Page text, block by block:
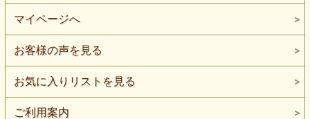
マイページへ
お客様の声を見る
お気に入りリストを見る
ご利用案内